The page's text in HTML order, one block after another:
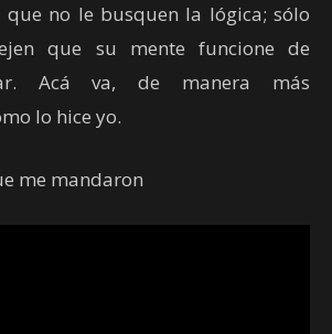
que no le busquen la lógica; sólo
que su mente funcione de
Acá va, de manera más
lo hice yo.
me mandaron